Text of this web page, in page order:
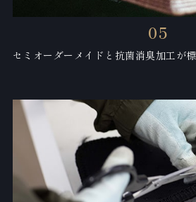
05
セミオーダーメイドと抗菌消臭加工が